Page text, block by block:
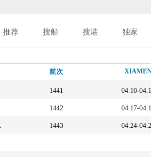
推荐 搜船 搜港 独家
航次
1441 04.10-
1442 04.17-
1443 04.24-